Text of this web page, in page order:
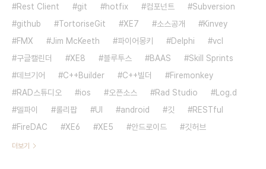
Rest Client git hotfix 컴포넌트
Subversion
github
TortoriseGit XE7 소스공개
Kinvey
FMX
Jim McKeeth 파이어몽키 Delphi
vcl
구글캘린더
XE8 블루투스 BAAS
Skill Sprints
데브기어
C++Builder C++빌더
Firemonkey
RAD스튜디오
ios 오픈소스 Rad Studio
Log.d
델파이
롤리팝 UI android 깃
RESTful
FireDAC
XE6 XE5 안드로이드 깃허브
더보기